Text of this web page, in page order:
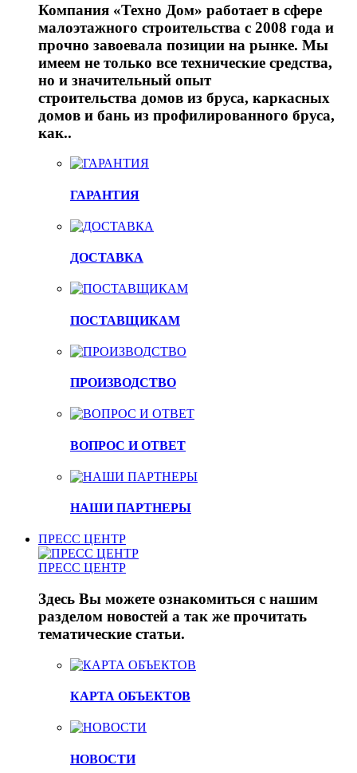
Компания «Техно Дом» работает в сфере
малоэтажного строительства с 2008 года и
прочно завоевала позиции на рынке. Мы
имеем не только все технические средства,
но и значительный опыт
строительства домов из бруса, каркасных
домов и бань из профилированного бруса,
как..
ГАРАНТИЯ
ДОСТАВКА
ПОСТАВЩИКАМ
ПРОИЗВОДСТВО
ВОПРОС И ОТВЕТ
НАШИ ПАРТНЕРЫ
ПРЕСС ЦЕНТР
ПРЕСС ЦЕНТР
Здесь Вы можете ознакомиться с нашим
разделом новостей а так же прочитать
тематические статьи.
КАРТА ОБЪЕКТОВ
НОВОСТИ